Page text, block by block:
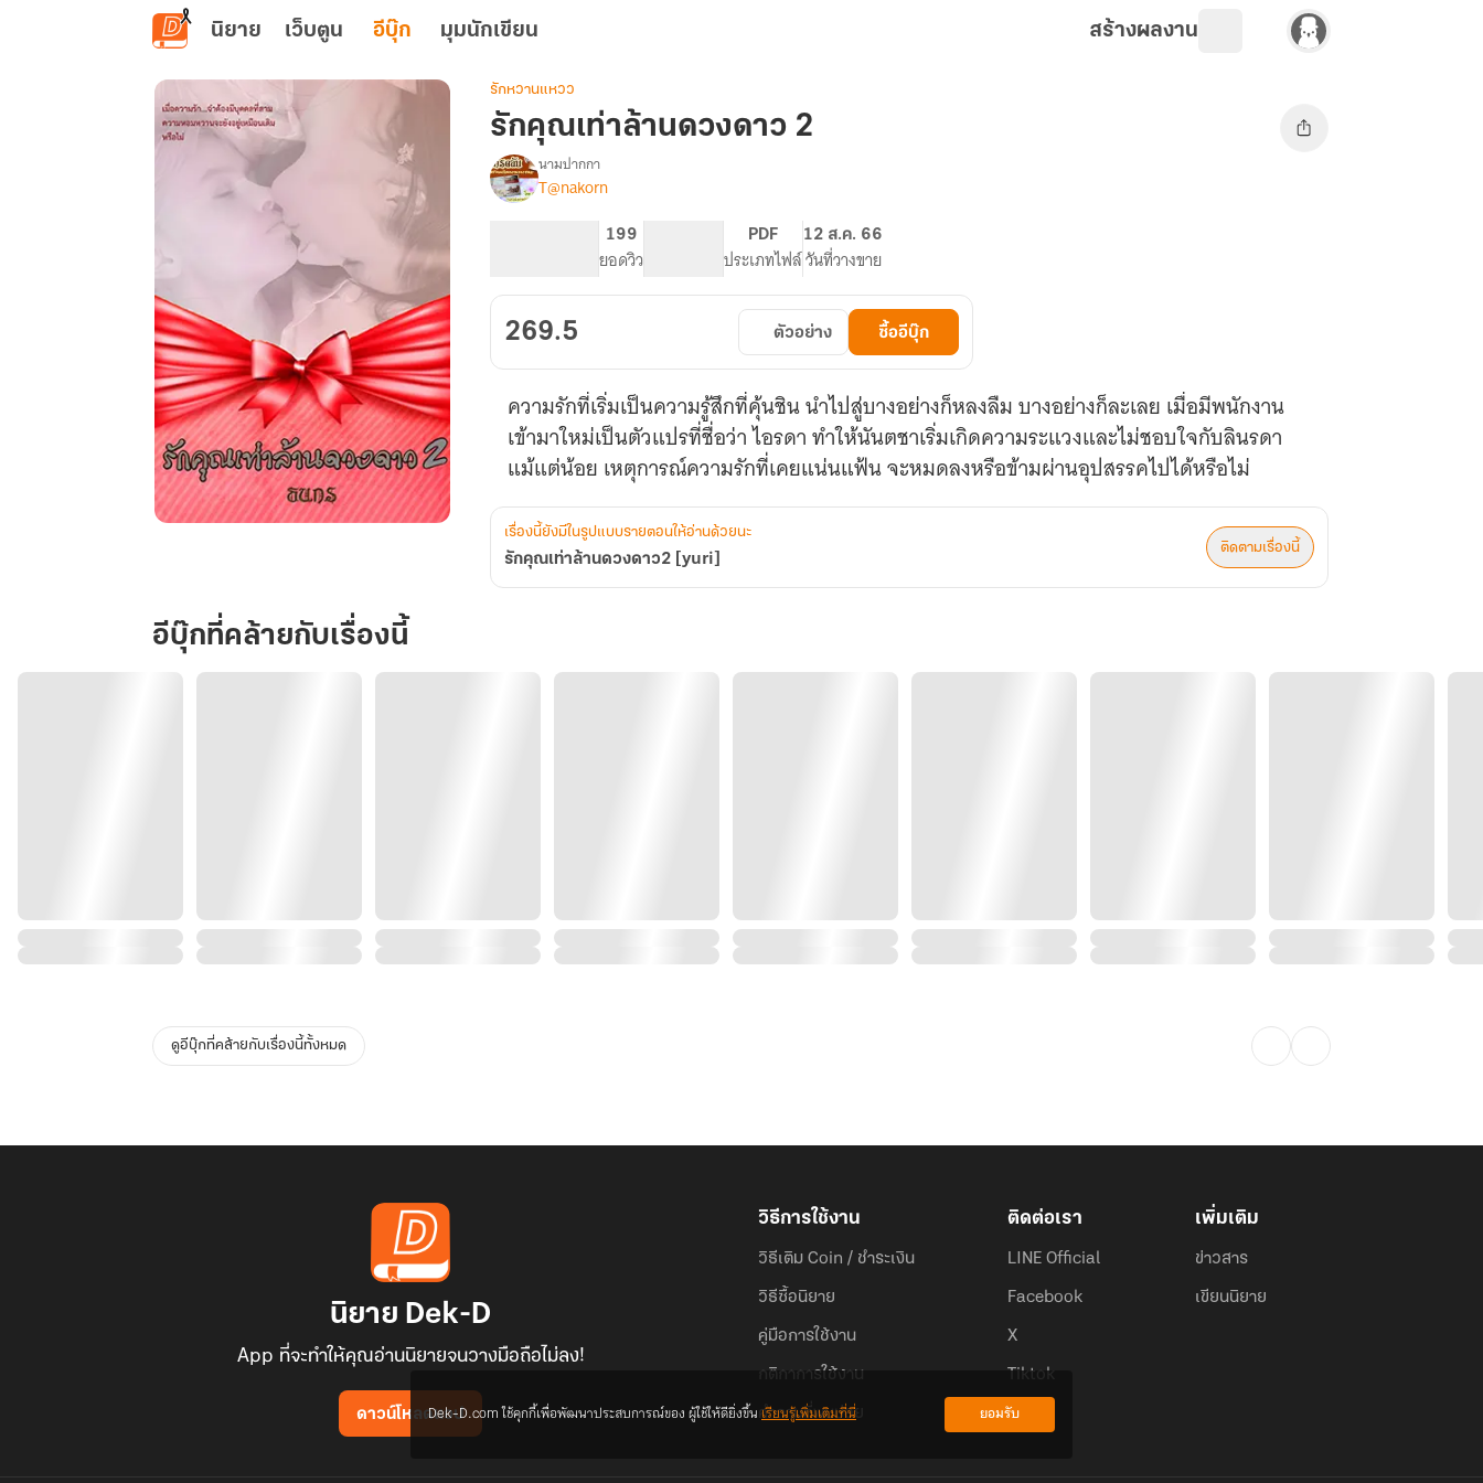
ข้ามไปยังเนื้อหาหลัก
นิยาย เว็บตูน อีบุ๊ก มุมนักเขียน สร้างผลงาน
ล้าน
ดวงดาว
รักหวานแหวว
รักคุณเท่าล้านดวงดาว 2
เรื่อง
รัก
ดวงดาว2
[yuri]
นามปากกา
T@nakorn
199
ยอดวิว
PDF
ประเภทไฟล์
12 ส.ค. 66
วันที่วางขาย
269.5 ตัวอย่าง ซื้ออีบุ๊ก
ความรักที่เริ่มเป็นความรู้สึกที่คุ้นชิน นำไปสู่บางอย่างก็หลงลืม บางอย่างก็ละเลย เมื่อมีพนักงาน
เข้ามาใหม่เป็นตัวแปรที่ชื่อว่า ไอรดา ทำให้นันตชาเริ่มเกิดความระแวงและไม่ชอบใจกับลินรดา
แม้แต่น้อย เหตุการณ์ความรักที่เคยแน่นแฟ้น จะหมดลงหรือข้ามผ่านอุปสรรคไปได้หรือไม่
เรื่องนี้ยังมีในรูปแบบรายตอนให้อ่านด้วยนะ
รักคุณเท่าล้านดวงดาว2 [yuri]
ติดตามเรื่องนี้
อีบุ๊กที่คล้ายกับเรื่องนี้
ดูอีบุ๊กที่คล้ายกับเรื่องนี้ทั้งหมด
นิยาย Dek-D
App ที่จะทำให้คุณอ่านนิยายจนวางมือถือไม่ลง!
ดาวน์โหลดแอป
วิธีการใช้งาน
วิธีเติม Coin / ชำระเงิน
วิธีซื้อนิยาย
คู่มือการใช้งาน
กติกาการใช้งาน
คำถามที่พบบ่อย
ติดต่อเรา
LINE Official
Facebook
X
Tiktok
เพิ่มเติม
ข่าวสาร
เขียนนิยาย
Dek-D.com ใช้คุกกี้เพื่อพัฒนาประสบการณ์ของ ผู้ใช้ให้ดียิ่งขึ้นเรียนรู้เพิ่มเติมที่นี่ ยอมรับ